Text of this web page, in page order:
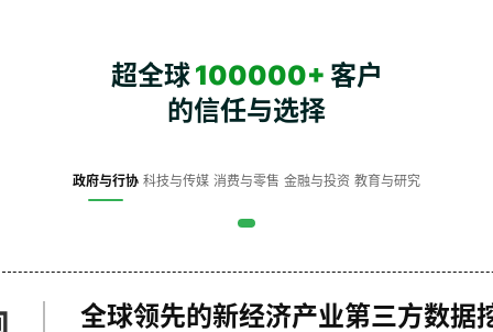
超全球100000+ 客户
的信任与选择
政府与行协 科技与传媒 消费与零售 金融与投资 教育与研究
全球领先的新经济产业第三方数据